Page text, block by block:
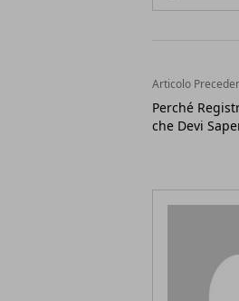
Articolo
Perché
che Devi